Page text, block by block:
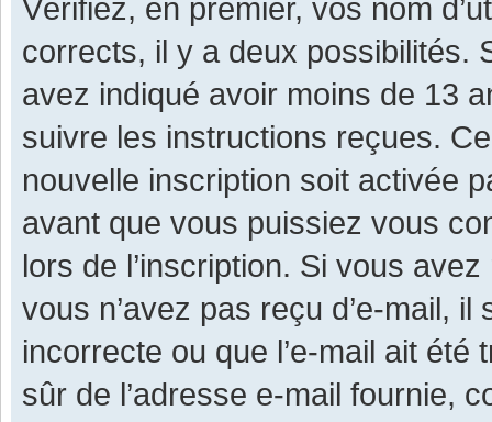
Vérifiez, en premier, vos nom
corrects, il y a deux possibilités.
avez indiqué avoir moins de 13
suivre les instructions reçues.
nouvelle inscription soit activée
avant que vous puissiez vous
lors de l’inscription. Si vous
vous n’avez pas reçu d’e-mail,
incorrecte ou que l’e-mail ait
sûr de l’adresse e-mail fournie,